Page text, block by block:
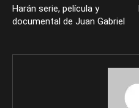
Harán serie, película y
documental de Juan Gabriel